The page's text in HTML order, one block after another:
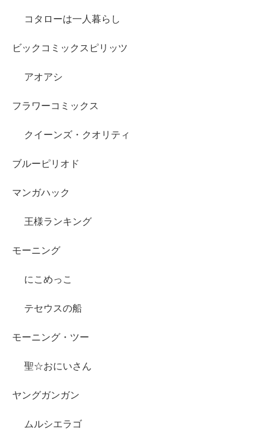
コタローは一人暮らし
ビックコミックスピリッツ
アオアシ
フラワーコミックス
クイーンズ・クオリティ
ブルーピリオド
マンガハック
王様ランキング
モーニング
にこめっこ
テセウスの船
モーニング・ツー
聖☆おにいさん
ヤングガンガン
ムルシエラゴ